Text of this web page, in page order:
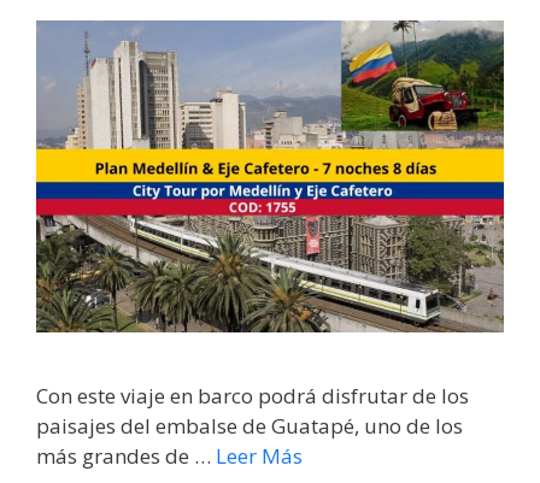
Con este viaje en barco podrá disfrutar de los
paisajes del embalse de Guatapé, uno de los
más grandes de … Leer Más